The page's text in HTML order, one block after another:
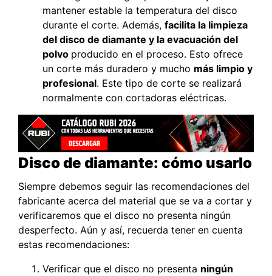
mantener estable la temperatura del disco
durante el corte. Además, facilita la limpieza
del disco de diamante y la evacuación del
polvo producido en el proceso. Esto ofrece
un corte más duradero y mucho más limpio y
profesional. Este tipo de corte se realizará
normalmente con cortadoras eléctricas.
Disco de diamante: cómo usarlo
Siempre debemos seguir las recomendaciones del
fabricante acerca del material que se va a cortar y
verificaremos que el disco no presenta ningún
desperfecto. Aún y así, recuerda tener en cuenta
estas recomendaciones:
Verificar que el disco no presenta ningún